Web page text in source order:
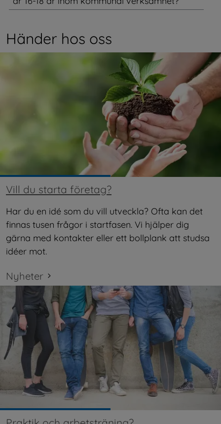
Händer hos oss
Vill du starta företag?
Har du en idé som du vill utveckla? Ofta kan det
finnas tusen frågor i startfasen. Vi hjälper dig
gärna med kontakter eller ett bollplank att studsa
idéer mot.
Nyheter